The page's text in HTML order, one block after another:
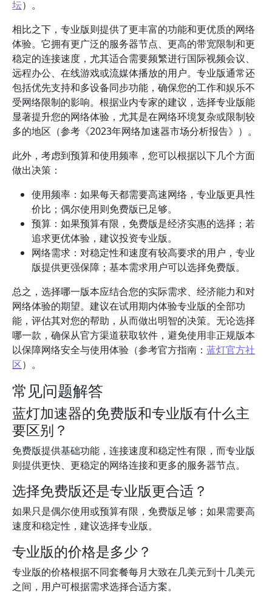
坛）。
相比之下，专业版则提供了更丰富的功能和更优质的网络
体验。它拥有更广泛的服务器节点、更高的带宽限制和更
稳定的连接速度，尤其适合需要频繁进行国际视频会议、
远程办公、在线游戏或流媒体播放的用户。专业版通常还
包括优先支持和多设备同步功能，确保您的工作和娱乐不
受网络限制的影响。根据业内专家的建议，选择专业版能
显著提升您的网络体验，尤其是在网络环境复杂或限制较
多的地区（参考《2023年网络加速器市场分析报告》）。
此外，考虑到预算和使用频率，您可以根据以下几个方面
做出决策：
使用频率：如果每天都需要高速网络，专业版更具性
价比；偶尔使用则免费版已足够。
预算：如果预算有限，免费版是经济实惠的选择；若
追求更优体验，建议投资专业版。
网络需求：对稳定性和速度有较高要求的用户，专业
版提供更强保障；基本需求用户可以选择免费版。
总之，选择哪一版本应结合您的实际需求、经济能力和对
网络体验的期望。建议在试用期内体验专业版的全部功
能，评估其对您的帮助，从而做出明智的决策。无论选择
哪一款，确保从官方渠道获取软件，避免使用非正规版本
以保障网络安全与使用体验（参考官方指南： 蓝灯官方社
区）。
常见问题解答
蓝灯加速器的免费版和专业版有什么主
要区别？
免费版提供基础功能，连接速度和稳定性有限，而专业版
则提供更快、更稳定的网络连接和更多的服务器节点。
选择免费版还是专业版更合适？
如果只是偶尔使用或预算有限，免费版足够；如果需要高
速度和稳定性，建议选择专业版。
专业版的价格是多少？
专业版的价格根据不同套餐每月大致在几美元到十几美元
之间，用户可根据需求选择合适方案。